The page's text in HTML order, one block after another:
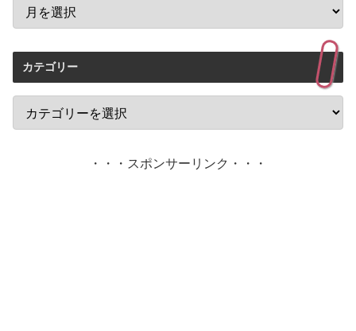
カテゴリー
・・・スポンサーリンク・・・